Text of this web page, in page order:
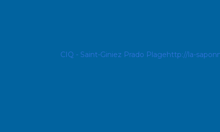
CIQ - Saint-Giniez Prado Plagehttp://la-